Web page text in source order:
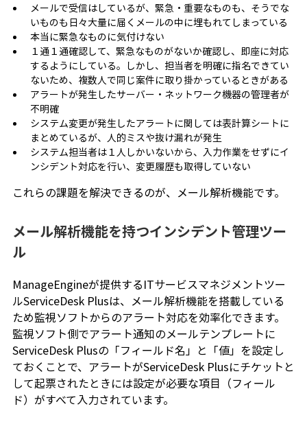
メールで受信はしているが、緊急・重要なものも、そうでな
いものも日々大量に届くメールの中に埋もれてしまっている
本当に緊急なものに気付けない
１通１通確認して、緊急なものがないか確認し、即座に対応
するようにしている。しかし、担当者を明確に指名できてい
ないため、複数人で同じ案件に取り掛かっているときがある
アラートが発生したサーバー・ネットワーク機器の管理者が
不明確
システム変更が発生したアラートに関しては表計算シートに
まとめているが、人的ミスや抜け漏れが発生
システム担当者は１人しかいないから、入力作業をせずにイ
ンシデント対応を行い、変更履歴も取得していない
これらの課題を解決できるのが、メール解析機能です。
メール解析機能を持つインシデント管理ツー
ル
ManageEngineが提供するITサービスマネジメントツー
ルServiceDesk Plusは、メール解析機能を搭載している
ため監視ソフトからのアラート対応を効率化できます。
監視ソフト側でアラート通知のメールテンプレートに
ServiceDesk Plusの「フィールド名」と「値」を設定し
ておくことで、アラートがServiceDesk Plusにチケットと
して起票されたときには設定が必要な項目（フィール
ド）がすべて入力されています。